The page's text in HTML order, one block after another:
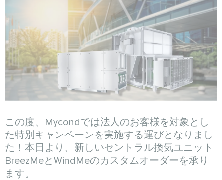
この度、Mycondでは法人のお客様を対象とし
た特別キャンペーンを実施する運びとなりまし
た！本日より、新しいセントラル換気ユニット
BreezMeとWindMeのカスタムオーダーを承り
ます。